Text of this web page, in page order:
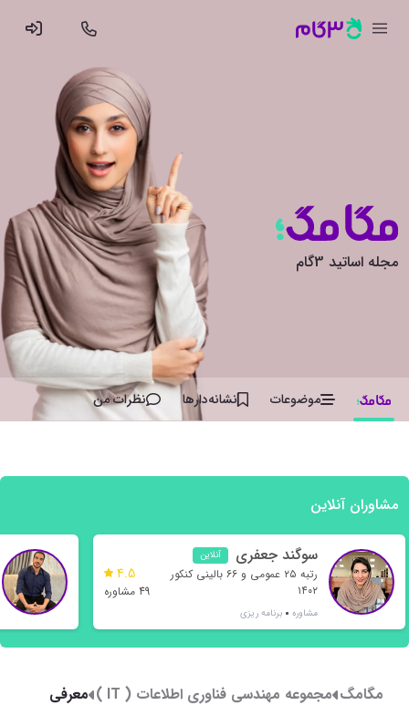
مجله اساتید 3گام
موضوعات نشانه‌دار‌ها نظرات من
مشاوران آنلاین
سوگند جعفری آنلاین
رتبه ۲۵ عمومی و ۶۶ بالینی کنکور
۱۴۰۲
مشاوره برنامه ریزی
4.5
49 مشاوره
مگامگ مجموعه مهندسی فناوری اطلاعات ( IT )
معرفی